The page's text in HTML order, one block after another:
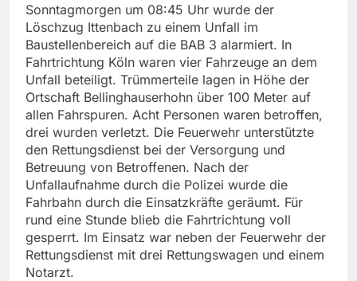
Sonntagmorgen um 08:45 Uhr wurde der
Löschzug Ittenbach zu einem Unfall im
Baustellenbereich auf die BAB 3 alarmiert. In
Fahrtrichtung Köln waren vier Fahrzeuge an dem
Unfall beteiligt. Trümmerteile lagen in Höhe der
Ortschaft Bellinghauserhohn über 100 Meter auf
allen Fahrspuren. Acht Personen waren betroffen,
drei wurden verletzt. Die Feuerwehr unterstützte
den Rettungsdienst bei der Versorgung und
Betreuung von Betroffenen. Nach der
Unfallaufnahme durch die Polizei wurde die
Fahrbahn durch die Einsatzkräfte geräumt. Für
rund eine Stunde blieb die Fahrtrichtung voll
gesperrt. Im Einsatz war neben der Feuerwehr der
Rettungsdienst mit drei Rettungswagen und einem
Notarzt.